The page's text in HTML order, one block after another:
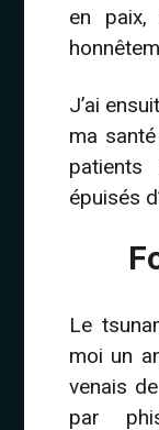
en paix,
J’ai
ma
patients
épuisés
Le
moi un
venais
par